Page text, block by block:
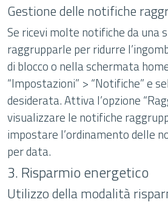
Gestione delle notifiche
Se ricevi molte notifiche da una
raggrupparle per ridurre
di blocco o nella schermata
“Impostazioni” > “Notifiche” e
desiderata. Attiva l’opzione
visualizzare le notifiche
impostare l’ordinamento delle
per data.
3. Risparmio energetico
Utilizzo della modalità